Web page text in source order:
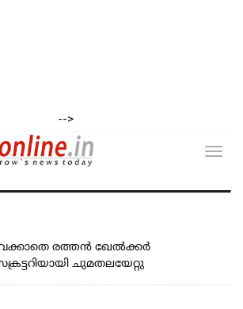
-->
രത്തൻ ഖേൽക്കർ
ചുമതലയേറ്റു